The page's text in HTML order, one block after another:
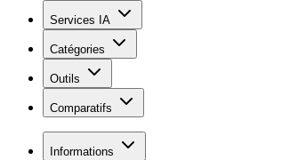
Services IA
Catégories
Outils
Comparatifs
Informations